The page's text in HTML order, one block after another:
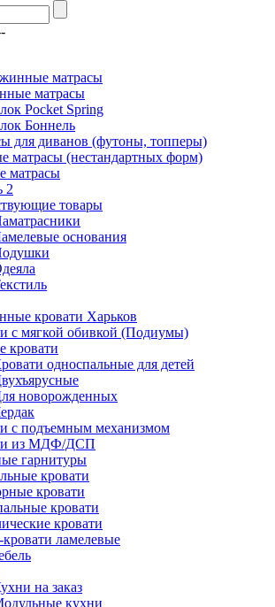
матрасы
матрасы
Pocket Spring
Боннель
для диванов (футоны, топперы)
матрасы (нестандартных форм)
матрасы
2
товары
основания
кровати Харьков
с мягкой обивкой (Подиумы)
кровати
односпальные для детей
новорожденных
с подъемным механизмом
из МДФ/ДСП
гарнитуры
кровати
кровати
кровати
кровати
кровати ламелевые
на заказ
кухни